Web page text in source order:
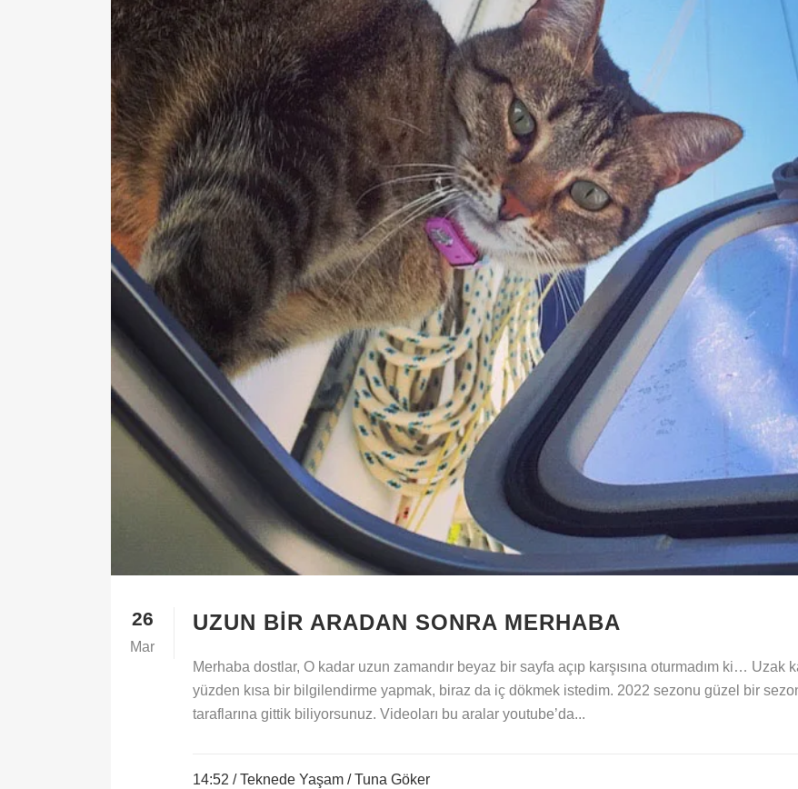
26
Mar
UZUN BIR ARADAN SONRA MERHABA
Merhaba dostlar, O kadar uzun zamandır beyaz bir sayfa açıp karşısına oturmadım ki… Uzak
yüzden kısa bir bilgilendirme yapmak, biraz da iç dökmek istedim. 2022 sezonu güzel bir
taraflarına gittik biliyorsunuz. Videoları bu aralar youtube’da...
14:52 /Teknede Yaşam / Tuna Göker